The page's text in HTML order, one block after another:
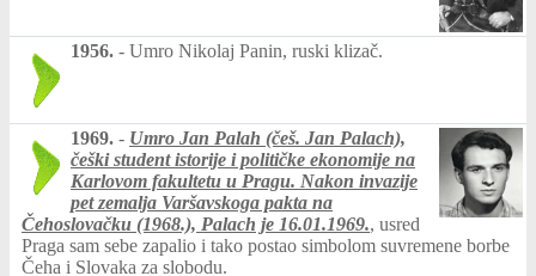
1956. - Umro Nikolaj Panin, ruski klizač.
1969. - Umro Jan Palah (češ. Jan Palach),
češki student istorije i političke ekonomije na
Karlovom fakultetu u Pragu. Nakon invazije
pet zemalja Varšavskoga pakta na
Čehoslovačku (1968.), Palach je 16.01.1969., usred
Praga sam sebe zapalio i tako postao simbolom suvremene borbe
Čeha i Slovaka za slobodu.